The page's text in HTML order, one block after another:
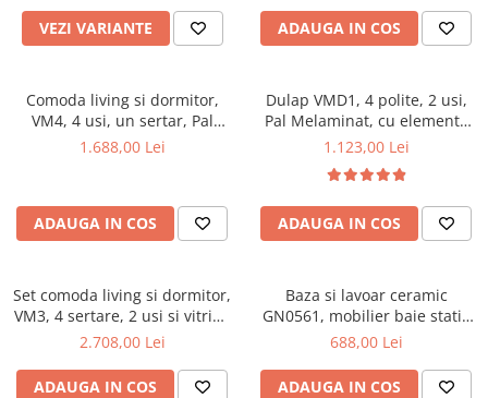
VEZI VARIANTE ADAUGA IN COS
Comoda living si dormitor,
VM4, 4 usi, un sertar, Pal
melaminat, cu insertii MDF,
1.688,00 Lei
ADAUGA IN COS
Dulap VMD1, 4 polite, 2 usi,
Pal Melaminat, cu elemente
din MDF, Nuc
1.123,00 Lei
ADAUGA IN COS
Set comoda living si dormitor,
VM3, 4 sertare, 2 usi si vitrina
suprapozabila VMN4, 2 usi, 2
insertii MDF, Nuc
2.708,00 Lei
ADAUGA IN COS
Baza si lavoar ceramic
GN0561, mobilier baie stativ
50 cm, front MDF, 2 usi, 2
reglabile, alb/antracit
688,00 Lei
ADAUGA IN COS